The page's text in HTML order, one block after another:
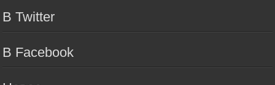
В Twitter
В Facebook